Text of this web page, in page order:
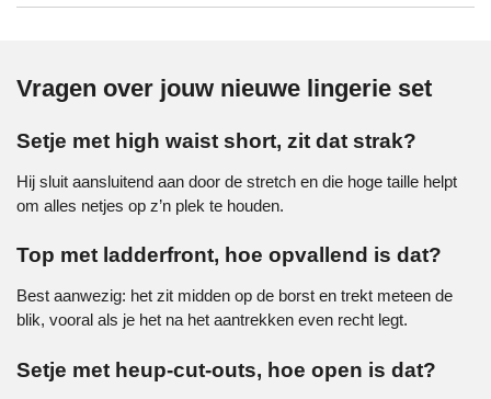
Vragen over jouw nieuwe lingerie set
Setje met high waist short, zit dat strak?
Hij sluit aansluitend aan door de stretch en die hoge taille helpt
om alles netjes op z’n plek te houden.
Top met ladderfront, hoe opvallend is dat?
Best aanwezig: het zit midden op de borst en trekt meteen de
blik, vooral als je het na het aantrekken even recht legt.
Setje met heup-cut-outs, hoe open is dat?